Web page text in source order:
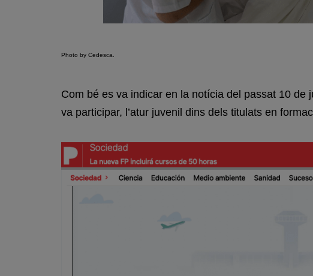
Photo by Cedesca.
Com bé es va indicar en la notícia del passat 10
va participar, l’atur juvenil dins dels titulats en